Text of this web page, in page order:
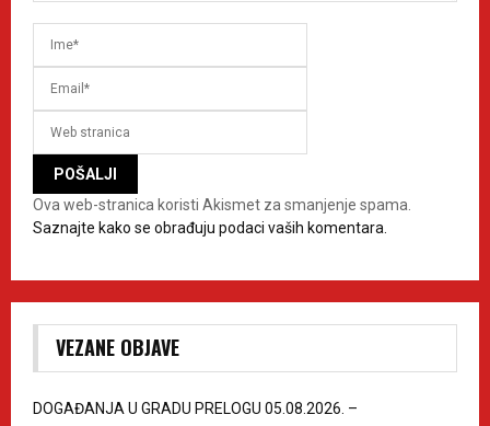
Ova web-stranica koristi Akismet za smanjenje spama.
Saznajte kako se obrađuju podaci vaših komentara.
VEZANE OBJAVE
DOGAĐANJA U GRADU PRELOGU 05.08.2026. –